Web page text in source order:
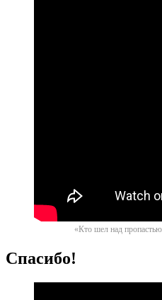
«Кто шел над
Спасибо!